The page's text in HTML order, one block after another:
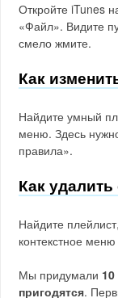
Откройте iTunes
«Файл». Видите
смело жмите.
Как
Найдите умный
меню. Здесь
правила».
Как
Найдите
контекстное
Мы придумали
пригодятся.